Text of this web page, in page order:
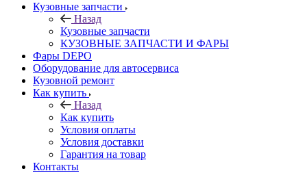
Кузовные запчасти
Назад
Кузовные запчасти
КУЗОВНЫЕ ЗАПЧАСТИ И ФАРЫ
Фары DEPO
Оборудование для автосервиса
Кузовной ремонт
Как купить
Назад
Как купить
Условия оплаты
Условия доставки
Гарантия на товар
Контакты